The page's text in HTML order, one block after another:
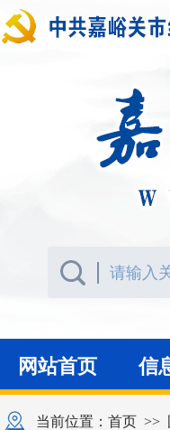
网站首页 信
当前位置： 首页 >>